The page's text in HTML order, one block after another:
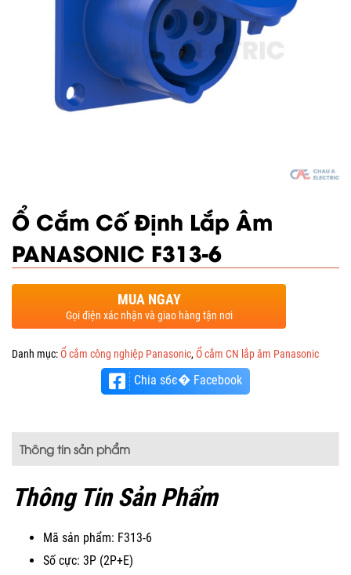
Ổ Cắm Cố Định Lắp Âm
PANASONIC F313-6
MUA NGAY
Gọi điện xác nhận và giao hàng tận nơi
Danh mục:Ổ cắm công nghiệp Panasonic, Ổ cắm CN lắp âm Panasonic
Chia sбє� Facebook
Thông tin sản phẩm
Thông Tin Sản Phẩm
Mã sản phẩm: F313-6
Số cực: 3P (2P+E)